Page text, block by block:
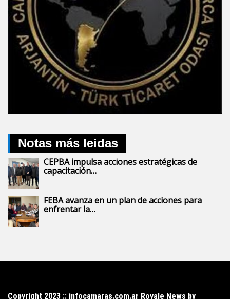
Notas más leidas
CEPBA impulsa acciones estratégicas de
capacitación…
FEBA avanza en un plan de acciones para
enfrentar la…
Copyright 2023 :: infocamaras.com.ar Royale News by